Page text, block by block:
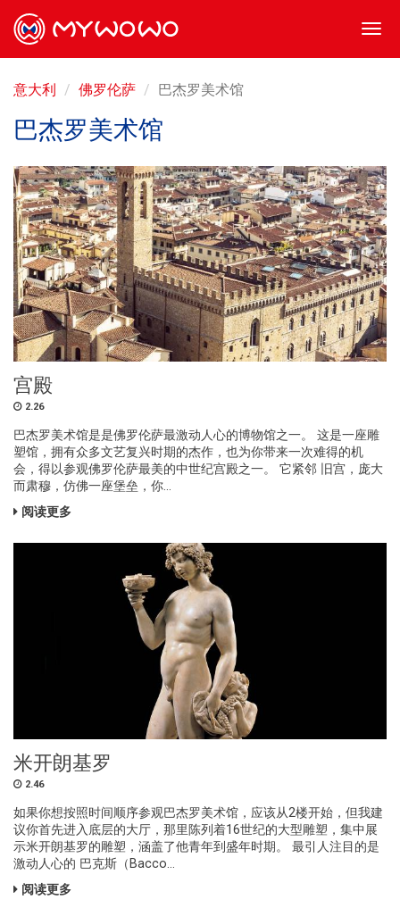
意大利 佛罗伦萨 巴杰罗美术馆
巴杰罗美术馆
宫殿
2.26
巴杰罗美术馆是是佛罗伦萨最激动人心的博物馆之一。 这是一座雕
塑馆，拥有众多文艺复兴时期的杰作，也为你带来一次难得的机
会，得以参观佛罗伦萨最美的中世纪宫殿之一。 它紧邻 旧宫，庞大
而肃穆，仿佛一座堡垒，你...
阅读更多
米开朗基罗
2.46
如果你想按照时间顺序参观巴杰罗美术馆，应该从2楼开始，但我建
议你首先进入底层的大厅，那里陈列着16世纪的大型雕塑，集中展
示米开朗基罗的雕塑，涵盖了他青年到盛年时期。 最引人注目的是
激动人心的 巴克斯（Bacco...
阅读更多